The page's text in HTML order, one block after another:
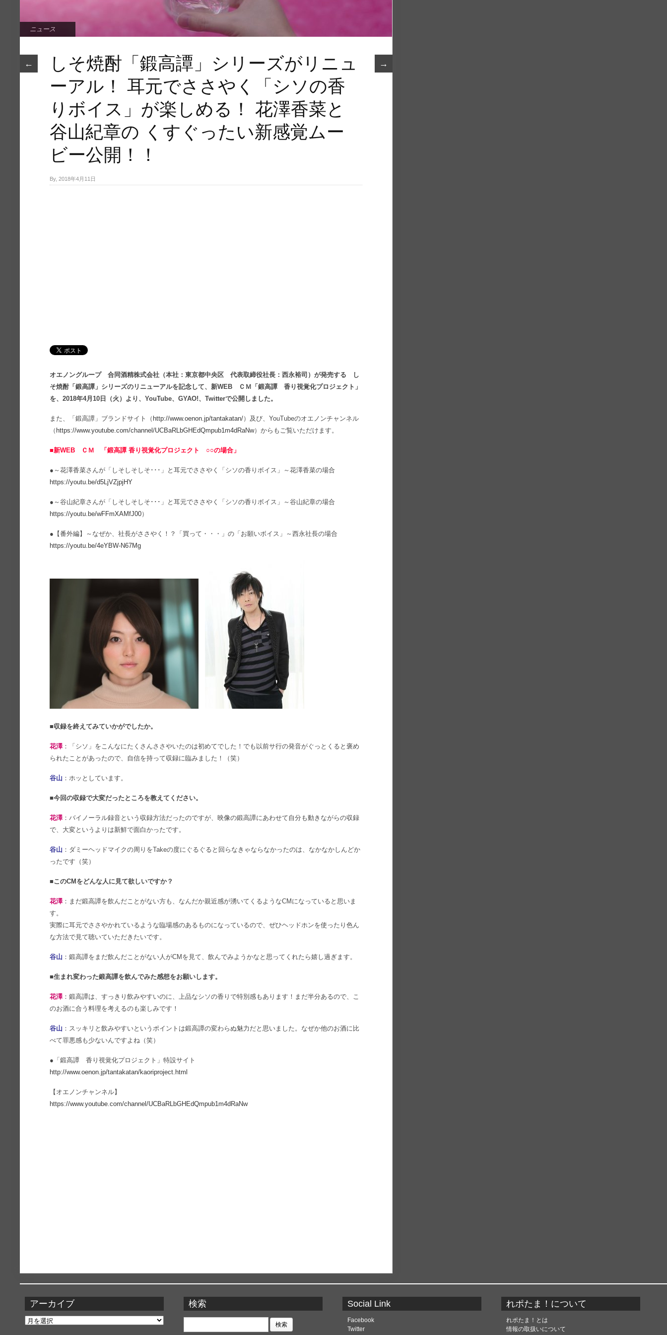
ニュース
← →
しそ焼酎「鍛高譚」シリーズがリニュ
ーアル！ 耳元でささやく「シソの香
りボイス」が楽しめる！ 花澤香菜と
谷山紀章の くすぐったい新感覚ムー
ビー公開！！
By, 2018年4月11日
オエノングループ 合同酒精株式会社（本社：東京都中央区 代表取締役社長：西永裕司）が発売する し
そ焼酎「鍛高譚」シリーズのリニューアルを記念して、新WEB ＣＭ「鍛高譚 香り視覚化プロジェクト」
を、2018年4月10日（火）より、YouTube、GYAO!、Twitterで公開しました。
また、「鍛高譚」ブランドサイト（ http://www.oenon.jp/tantakatan/）及び、YouTubeのオエノンチャンネル
（ https://www.youtube.com/channel/UCBaRLbGHEdQmpub1m4dRaNw）からもご覧いただけます。
■新WEB ＣＭ 「鍛高譚 香り視覚化プロジェクト ○○の場合」
●～花澤香菜さんが「しそしそしそ･･･」と耳元でささやく「シソの香りボイス」～花澤香菜の場合
https://youtu.be/d5LjVZjpjHY
●～谷山紀章さんが「しそしそしそ･･･」と耳元でささやく「シソの香りボイス」～谷山紀章の場合
https://youtu.be/wFFmXAMfJ00）
●【番外編】～なぜか、社長がささやく！？「買って・・・」の「お願いボイス」～西永社長の場合
https://youtu.be/4eYBW-N67Mg
■収録を終えてみていかがでしたか。
花澤：「シソ」をこんなにたくさんささやいたのは初めてでした！でも以前サ行の発音がぐっとくると褒め
られたことがあったので、自信を持って収録に臨みました！（笑）
谷山 ：ホッとしています。
■今回の収録で大変だったところを教えてください。
花澤：バイノーラル録音という収録方法だったのですが、映像の鍛高譚にあわせて自分も動きながらの収録
で、大変というよりは新鮮で面白かったです。
谷山 ：ダミーヘッドマイクの周りをTakeの度にぐるぐると回らなきゃならなかったのは、なかなかしんどか
ったです（笑）
■このCMをどんな人に見て欲しいですか？
花澤：まだ鍛高譚を飲んだことがない方も、なんだか親近感が湧いてくるようなCMになっていると思いま
す。
実際に耳元でささやかれているような臨場感のあるものになっているので、ぜひヘッドホンを使ったり色ん
な方法で見て聴いていただきたいです。
谷山 ：鍛高譚をまだ飲んだことがない人がCMを見て、飲んでみようかなと思ってくれたら嬉し過ぎます。
■生まれ変わった鍛高譚を飲んでみた感想をお願いします。
花澤：鍛高譚は、すっきり飲みやすいのに、上品なシソの香りで特別感もあります！まだ半分あるので、こ
のお酒に合う料理を考えるのも楽しみです！
谷山 ：スッキリと飲みやすいというポイントは鍛高譚の変わらぬ魅力だと思いました。なぜか他のお酒に比
べて罪悪感も少ないんですよね（笑）
●「鍛高譚 香り視覚化プロジェクト」特設サイト
http://www.oenon.jp/tantakatan/kaoriproject.html
【オエノンチャンネル】
https://www.youtube.com/channel/UCBaRLbGHEdQmpub1m4dRaNw
アーカイブ
ア
検索
検
Social Link
Facebook
Twitter
れポたま！について
れポたま！とは
情報の取扱いについて